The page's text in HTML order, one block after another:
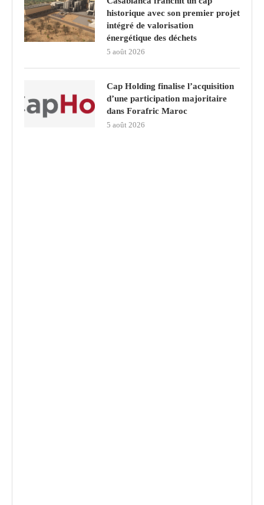
historique avec son premier projet
intégré de valorisation
énergétique des déchets
5 août 2026
Cap Holding finalise l’acquisition
d’une participation majoritaire
dans Forafric Maroc
5 août 2026